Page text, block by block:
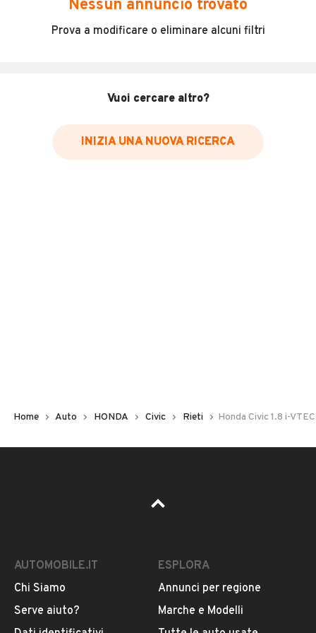
Incidenti in cui è stato coinvolto il veicolo
Data e luogo delle revisioni effettuate
Inserisci il numero di targa per verificare la disponibilità
Pubblicità
Nessun annuncio trovato
Prova a modificare o eliminare alcuni filtri
Vuoi cercare altro?
INIZIA UNA NUOVA RICERCA
Home Auto HONDA Civic Rieti Honda Civic 1.8 i-
AUTOMOBILE.IT
Chi Siamo
Serve aiuto?
ESPLORA
Annunci per regione
Marche e Modelli